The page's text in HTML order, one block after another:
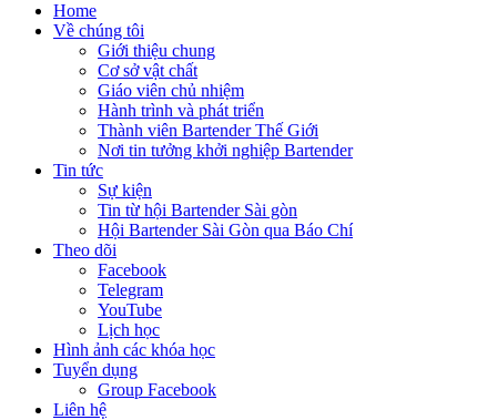
Home
Về chúng tôi
Giới thiệu chung
Cơ sở vật chất
Giáo viên chủ nhiệm
Hành trình và phát triển
Thành viên Bartender Thế Giới
Nơi tin tưởng khởi nghiệp Bartender
Tin tức
Sự kiện
Tin từ hội Bartender Sài gòn
Hội Bartender Sài Gòn qua Báo Chí
Theo dõi
Facebook
Telegram
YouTube
Lịch học
Hình ảnh các khóa học
Tuyển dụng
Group Facebook
Liên hệ